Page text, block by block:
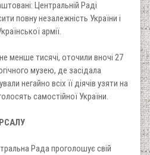
Центральній Раді
повну незалежність України і
армії.
менше тисячі, оточили вночі 27
музею, де засідала
негайно всіх її діячів узяти на
самостійної України.
Рада проголошує свій